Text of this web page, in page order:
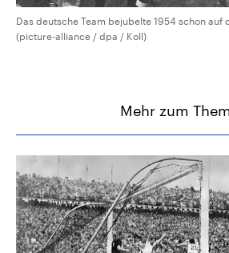
Das deutsche Team bejubelte 1954 schon auf
(picture-alliance / dpa / Koll)
Mehr zum